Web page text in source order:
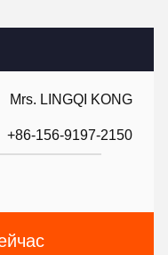
Mrs. LINGQI KONG
+86-156-9197-2150